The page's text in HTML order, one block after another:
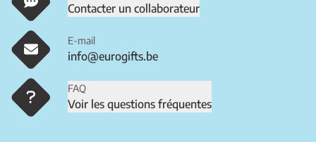
Contacter un collaborateur
E-mail
info@eurogifts.be
FAQ
Voir les questions fréquentes